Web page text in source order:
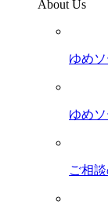
About Us
ゆめ
ゆめ
ご相